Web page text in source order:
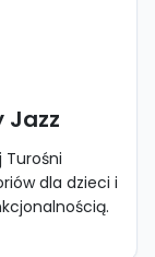
Jazz
Turośni
dla dzieci i